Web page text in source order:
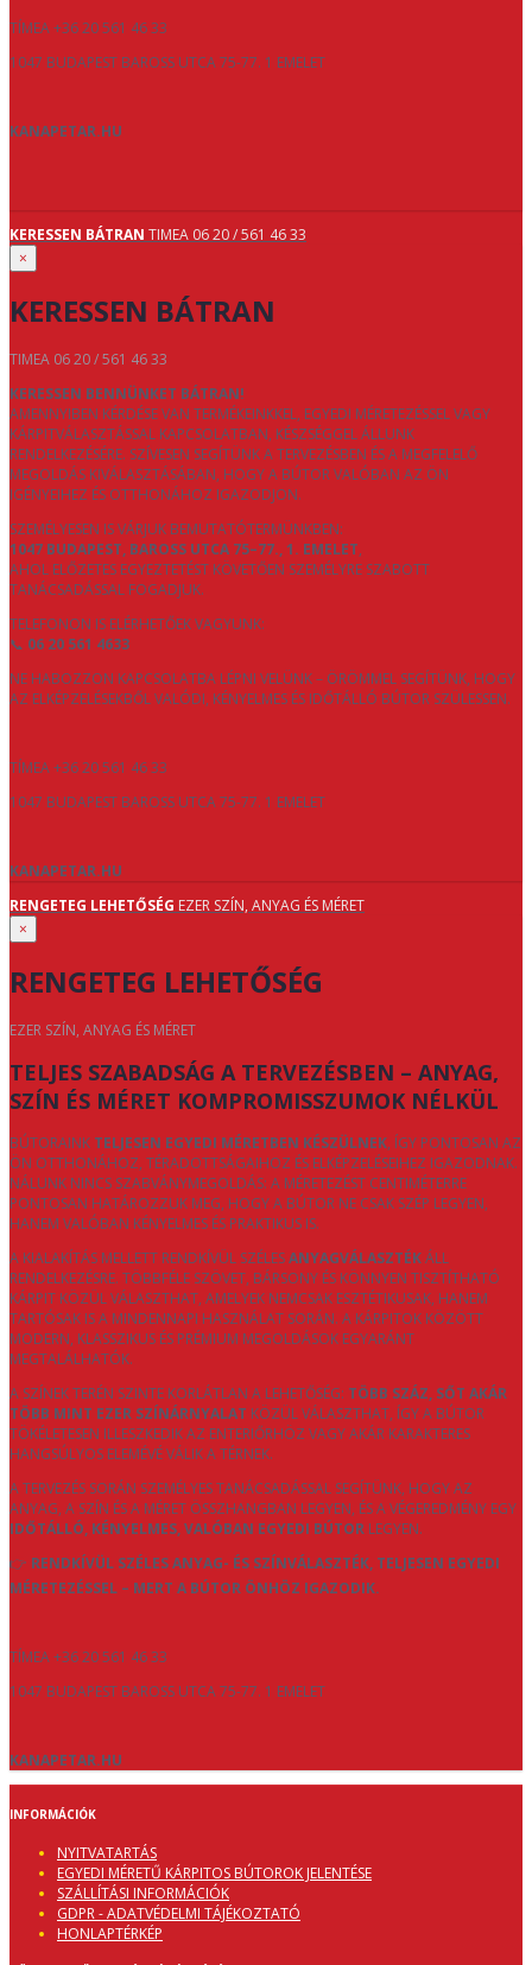
TÍMEA +36 20 561 46 33
1047 BUDAPEST BAROSS UTCA 75-77. 1 EMELET
KANAPETAR.HU
KERESSEN BÁTRAN TIMEA 06 20 / 561 46 33
×
KERESSEN BÁTRAN
TIMEA 06 20 / 561 46 33
KERESSEN BENNÜNKET BÁTRAN!
AMENNYIBEN KÉRDÉSE VAN TERMÉKEINKKEL, EGYEDI MÉRETEZÉSSEL VAGY
KÁRPITVÁLASZTÁSSAL KAPCSOLATBAN, KÉSZSÉGGEL ÁLLUNK
RENDELKEZÉSÉRE. SZÍVESEN SEGÍTÜNK A TERVEZÉSBEN ÉS A MEGFELELŐ
MEGOLDÁS KIVÁLASZTÁSÁBAN, HOGY A BÚTOR VALÓBAN AZ ÖN
IGÉNYEIHEZ ÉS OTTHONÁHOZ IGAZODJON.
SZEMÉLYESEN IS VÁRJUK BEMUTATÓTERMÜNKBEN:
1047 BUDAPEST, BAROSS UTCA 75–77., 1. EMELET,
AHOL ELŐZETES EGYEZTETÉST KÖVETŐEN SZEMÉLYRE SZABOTT
TANÁCSADÁSSAL FOGADJUK.
TELEFONON IS ELÉRHETŐEK VAGYUNK:
📞 06 20 561 4633
NE HABOZZON KAPCSOLATBA LÉPNI VELÜNK – ÖRÖMMEL SEGÍTÜNK, HOGY
AZ ELKÉPZELÉSEKBŐL VALÓDI, KÉNYELMES ÉS IDŐTÁLLÓ BÚTOR SZÜLESSEN.
TÍMEA +36 20 561 46 33
1047 BUDAPEST BAROSS UTCA 75-77. 1 EMELET
KANAPETAR.HU
RENGETEG LEHETŐSÉG EZER SZÍN, ANYAG ÉS MÉRET
×
RENGETEG LEHETŐSÉG
EZER SZÍN, ANYAG ÉS MÉRET
TELJES SZABADSÁG A TERVEZÉSBEN – ANYAG,
SZÍN ÉS MÉRET KOMPROMISSZUMOK NÉLKÜL
BÚTORAINK TELJESEN EGYEDI MÉRETBEN KÉSZÜLNEK, ÍGY PONTOSAN AZ
ÖN OTTHONÁHOZ, TÉRADOTTSÁGAIHOZ ÉS ELKÉPZELÉSEIHEZ IGAZODNAK.
NÁLUNK NINCS SZABVÁNYMEGOLDÁS: A MÉRETEZÉST CENTIMÉTERRE
PONTOSAN HATÁROZZUK MEG, HOGY A BÚTOR NE CSAK SZÉP LEGYEN,
HANEM VALÓBAN KÉNYELMES ÉS PRAKTIKUS IS.
A KIALAKÍTÁS MELLETT RENDKÍVÜL SZÉLESANYAGVÁLASZTÉKÁLL
RENDELKEZÉSRE. TÖBBFÉLE SZÖVET, BÁRSONY ÉS KÖNNYEN TISZTÍTHATÓ
KÁRPIT KÖZÜL VÁLASZTHAT, AMELYEK NEMCSAK ESZTÉTIKUSAK, HANEM
TARTÓSAK IS A MINDENNAPI HASZNÁLAT SORÁN. A KÁRPITOK KÖZÖTT
MODERN, KLASSZIKUS ÉS PRÉMIUM MEGOLDÁSOK EGYARÁNT
MEGTALÁLHATÓK.
A SZÍNEK TERÉN SZINTE KORLÁTLAN A LEHETŐSÉG: TÖBB SZÁZ, SŐT AKÁR
TÖBB MINT EZER SZÍNÁRNYALAT KÖZÜL VÁLASZTHAT, ÍGY A BÚTOR
TÖKÉLETESEN ILLESZKEDIK AZ ENTERIŐRHÖZ VAGY AKÁR KARAKTERES
HANGSÚLYOS ELEMÉVÉ VÁLIK A TÉRNEK.
A TERVEZÉS SORÁN SZEMÉLYES TANÁCSADÁSSAL SEGÍTÜNK, HOGY AZ
ANYAG, A SZÍN ÉS A MÉRET ÖSSZHANGBAN LEGYEN, ÉS A VÉGEREDMÉNY EGY
IDŐTÁLLÓ, KÉNYELMES, VALÓBAN EGYEDI BÚTOR LEGYEN.
👉 RENDKÍVÜL SZÉLES ANYAG- ÉS SZÍNVÁLASZTÉK, TELJESEN EGYEDI
MÉRETEZÉSSEL – MERT A BÚTOR ÖNHÖZ IGAZODIK.
TÍMEA +36 20 561 46 33
1047 BUDAPEST BAROSS UTCA 75-77. 1 EMELET
KANAPETAR.HU
INFORMÁCIÓK
NYITVATARTÁS
EGYEDI MÉRETŰ KÁRPITOS BÚTOROK JELENTÉSE
SZÁLLÍTÁSI INFORMÁCIÓK
GDPR - ADATVÉDELMI TÁJÉKOZTATÓ
HONLAPTÉRKÉP